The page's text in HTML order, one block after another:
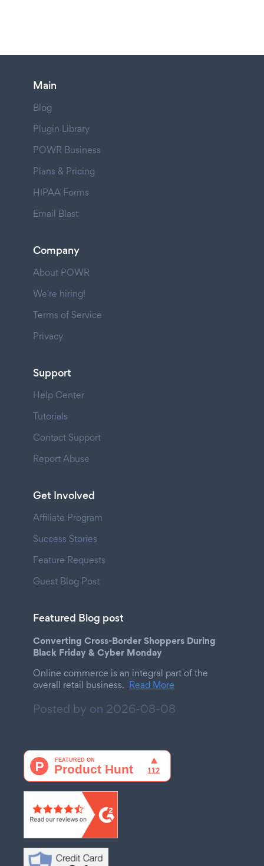
Main
Blog
Plugin Library
POWR Business
Plans & Pricing
HIPAA Forms
Email Blast
Company
About POWR
We're hiring!
Terms of Service
Privacy
Support
Help Center
Tutorials
Contact Support
Report Abuse
Get Involved
Affiliate Program
Success Stories
Feature Requests
Guest Blog Post
Featured Blog post
Converting Cross-Border Shoppers During
Black Friday & Cyber Monday
Online commerce is an integral part of the
overall retail business. Read More
Posted by on 2026-08-08